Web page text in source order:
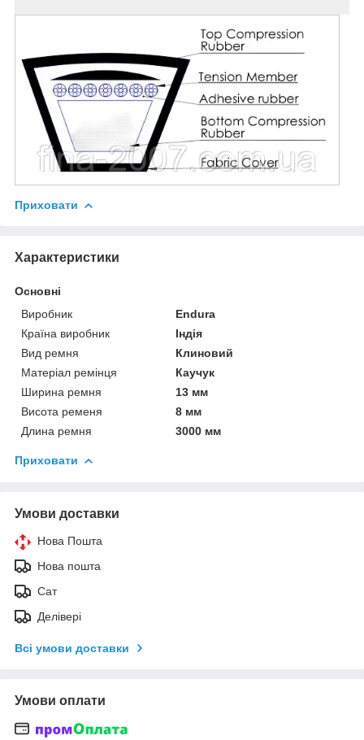
Приховати
Характеристики
Основні
Виробник
Endura
Країна виробник
Індія
Вид ремня
Клиновий
Матеріал ремінця
Каучук
Ширина ремня
13 мм
Висота ременя
8 мм
Длина ремня
3000 мм
Приховати
Умови доставки
Нова Пошта
Нова пошта
Сат
Делівері
Всі умови доставки
Умови оплати